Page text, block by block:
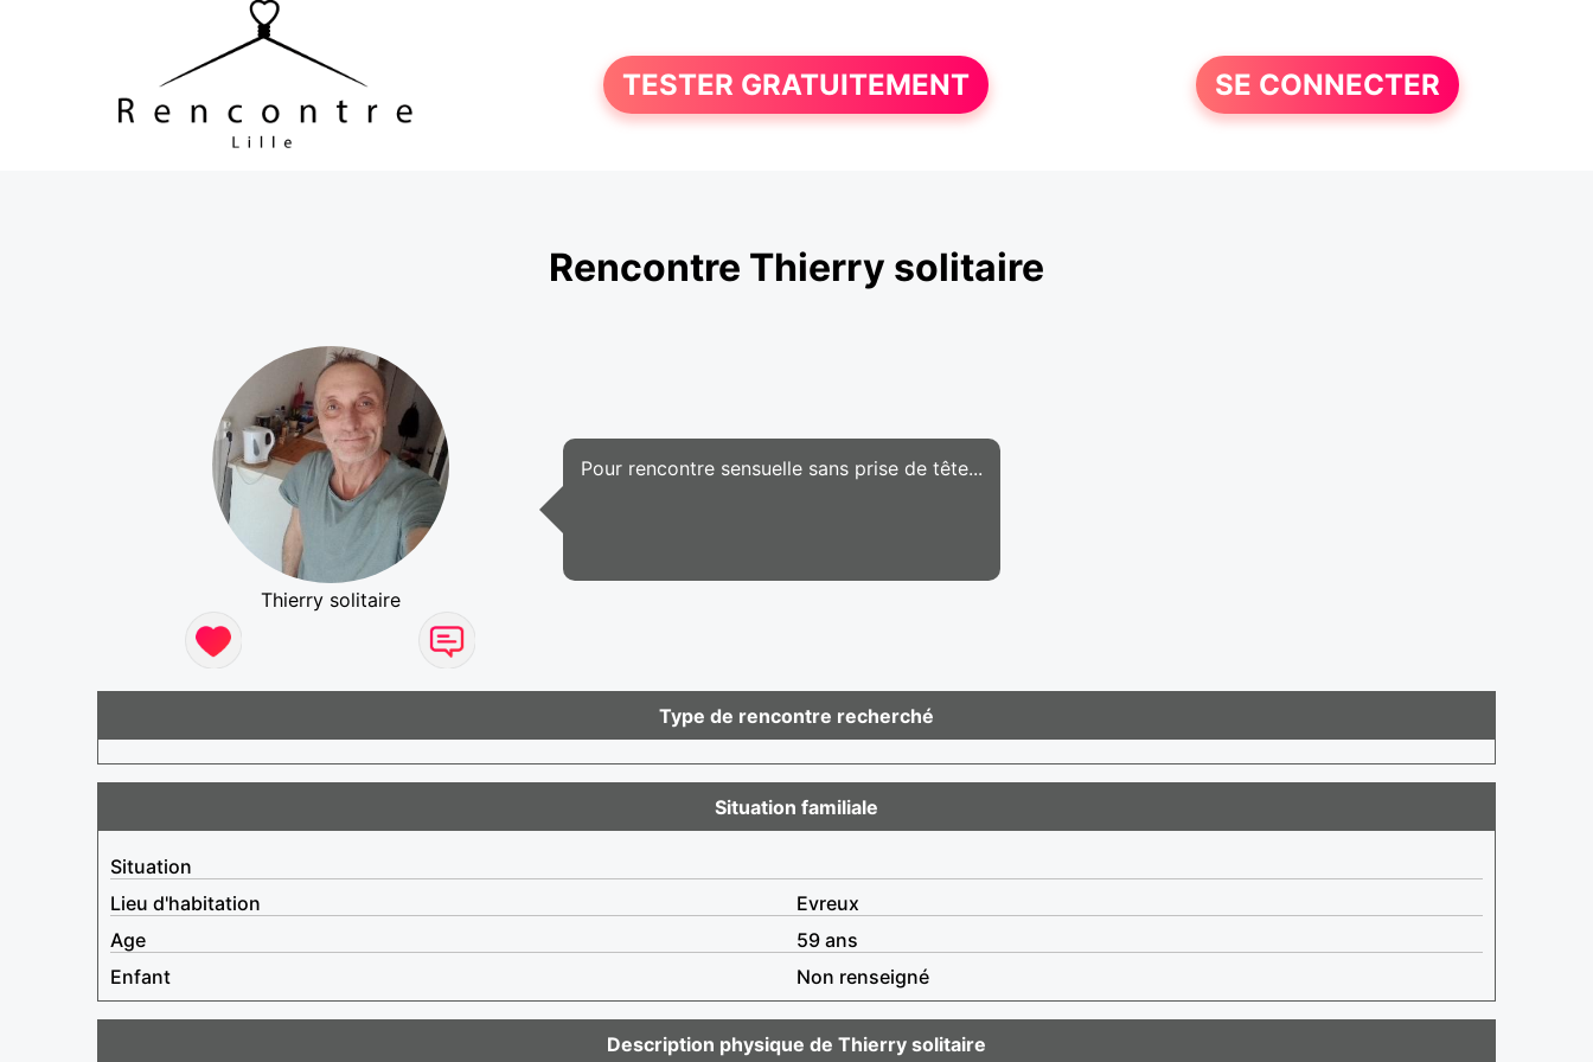
TESTER GRATUITEMENT SE CONNECTER
Rencontre Thierry solitaire
Thierry solitaire
Pour rencontre sensuelle sans prise de tête...
Type de rencontre recherché
Situation familiale
Situation
Lieu d'habitation
Evreux
Age
59 ans
Enfant
Non renseigné
Description physique de Thierry solitaire